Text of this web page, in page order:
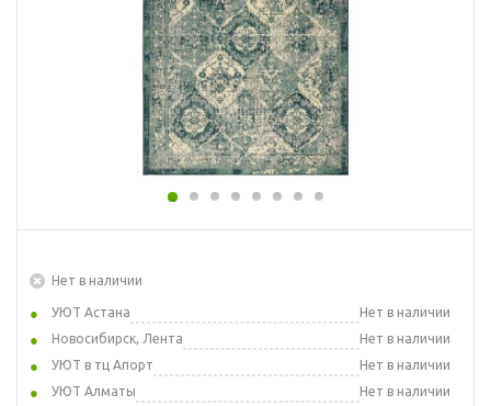
Нет в наличии
УЮТ Астана
Нет в наличии
Новосибирск, Лента
Нет в наличии
УЮТ в тц Апорт
Нет в наличии
УЮТ Алматы
Нет в наличии